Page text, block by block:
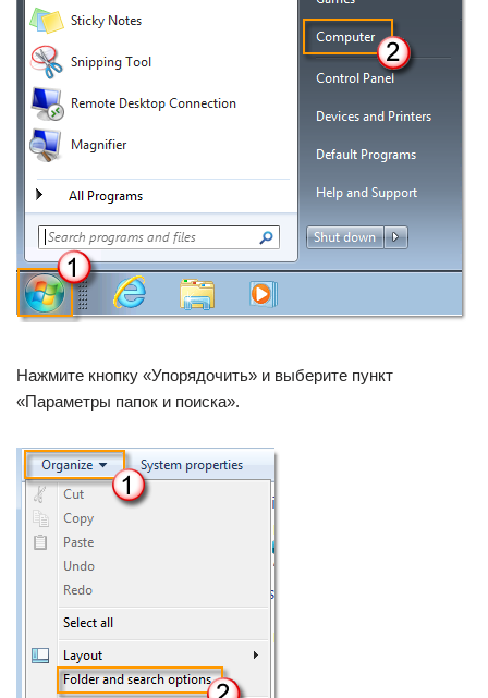
Нажмите кнопку «Упорядочить» и выберите пункт
«Параметры папок и поиска».